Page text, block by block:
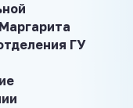
ГУ